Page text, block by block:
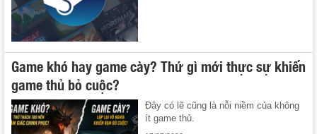
Game khó hay game cày? Thứ gì mới thực sự khiến
game thủ bỏ cuộc?
Đây có lẽ cũng là nỗi niềm của không
ít game thủ.